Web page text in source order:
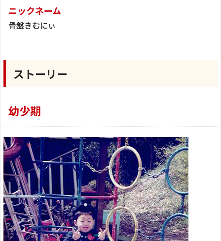
ニックネーム
骨盤きむにぃ
ストーリー
幼少期